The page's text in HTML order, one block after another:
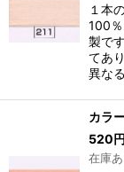
１本
100
製で
てあ
異な
カラ
520円
在庫あ